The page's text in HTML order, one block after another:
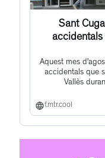
Sant
accidentals
Aquest mes
accidentals que
Vallès
f.mtr.cool